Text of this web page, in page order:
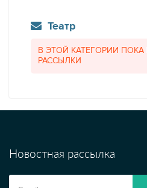
Театр
В ЭТОЙ КАТЕГОРИИ
РАССЫЛКИ
Новостная рассылка